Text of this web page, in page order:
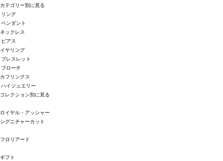
カテゴリー別に見る
リング
ペンダント
ネックレス
ピアス
イヤリング
ブレスレット
ブローチ
カフリンクス
ハイジュエリー
コレクション別に見る
ロイヤル・アッシャー
シグニチャーカット
フロリアード
ギフト